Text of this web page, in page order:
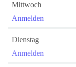
Mittwoch
Anmelden
Dienstag
Anmelden